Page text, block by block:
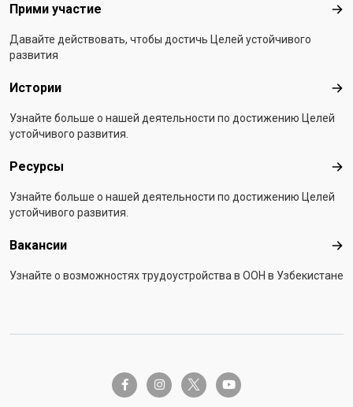
Прими участие
Давайте действовать, чтобы достичь Целей устойчивого
развития
Истории
Узнайте больше о нашей деятельности по достижению Целей
устойчивого развития.
Ресурсы
Узнайте больше о нашей деятельности по достижению Целей
устойчивого развития.
Вакансии
Узнайте о возможностях трудоустройства в ООН в Узбекистане
facebook-finstagramtwitter-x youtube